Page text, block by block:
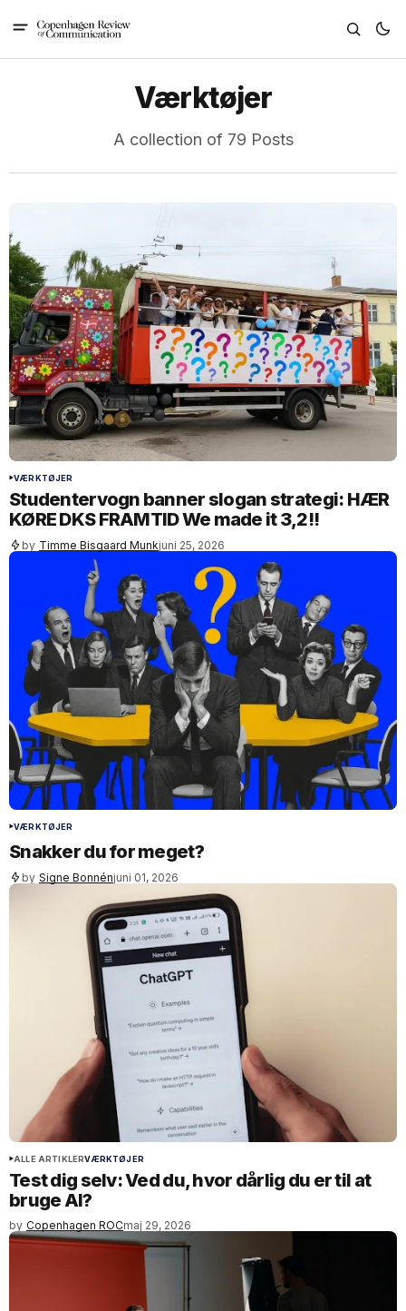
Værktøjer
A collection of 79 Posts
VÆRKTØJER
Studentervogn banner slogan strategi: HÆR
KØRE DKS FRAMTID We made it 3,2!!
by Timme Bisgaard Munkjuni 25, 2026
VÆRKTØJER
Snakker du for meget?
by Signe Bonnénjuni 01, 2026
ALLE ARTIKLERVÆRKTØJER
Test dig selv: Ved du, hvor dårlig du er til at
bruge AI?
by Copenhagen ROCmaj 29, 2026